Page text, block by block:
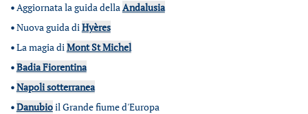
•Aggiornata la guida dellaAndalusia
•Nuova guida diHyères
•La magia diMont St Michel
•Badia Fiorentina
•Napoli sotterranea
•Danubioil Grande fiume d'Europa